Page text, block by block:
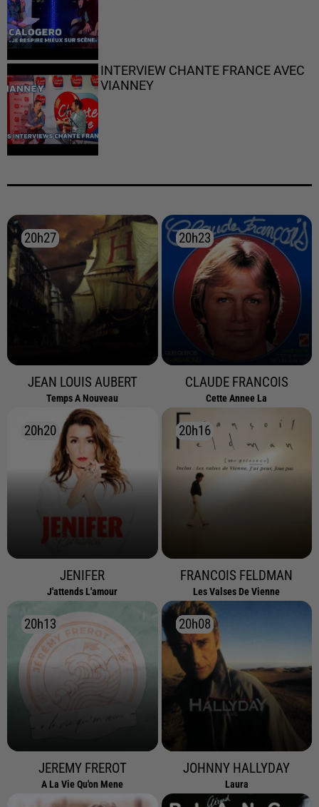
INTERVIEW CHANTE FRANCE AVEC
VIANNEY
20h27
20h27
JEAN LOUIS AUBERT
Temps A Nouveau
20h23
20h23
CLAUDE FRANCOIS
Cette Annee La
20h20
20h20
JENIFER
J'attends L'amour
20h16
20h16
FRANCOIS FELDMAN
Les Valses De Vienne
20h13
20h13
JEREMY FREROT
A La Vie Qu'on Mene
20h08
20h08
JOHNNY HALLYDAY
Laura